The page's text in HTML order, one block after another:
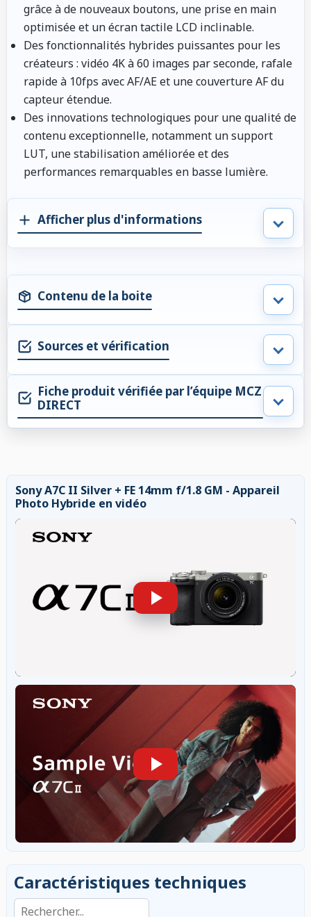
grâce à de nouveaux boutons, une prise en main
optimisée et un écran tactile LCD inclinable.
Des fonctionnalités hybrides puissantes pour les
créateurs : vidéo 4K à 60 images par seconde, rafale
rapide à 10fps avec AF/AE et une couverture AF du
capteur étendue.
Des innovations technologiques pour une qualité de
contenu exceptionnelle, notamment un support
LUT, une stabilisation améliorée et des
performances remarquables en basse lumière.
Afficher plus d'informations
Contenu de la boite
Sources et vérification
Fiche produit vérifiée par l’équipe MCZ
DIRECT
Sony A7C II Silver + FE 14mm f/1.8 GM - Appareil
Photo Hybride en vidéo
Caractéristiques techniques
Rechercher dans les caractéristiques